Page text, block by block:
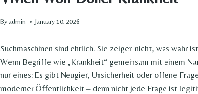
By admin January 10, 2026
Suchmaschinen sind ehrlich. Sie zeigen nicht, was wahr
Wenn Begriffe wie „Krankheit“ gemeinsam mit einem
nur eines: Es gibt Neugier, Unsicherheit oder offene
moderner Öffentlichkeit – denn nicht jede Frage ist